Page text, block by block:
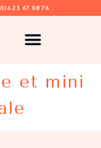
21 67 08 76
DR. SEDBON
CHIRURGIE
MAMMAIRE
et mini